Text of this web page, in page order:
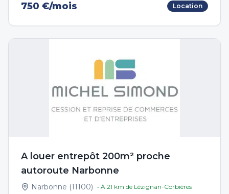
750 €/mois Location
A louer entrepôt 200m² proche
autoroute Narbonne
Narbonne (11100) • À 21 km de Lézignan-Corbières